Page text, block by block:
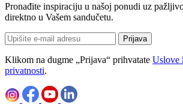
Pronađite inspiraciju u našoj ponudi uz
direktno u Vašem sandučetu.
Prijava
Klikom na dugme „Prijava“ prihvatate Uslove
privatnosti.